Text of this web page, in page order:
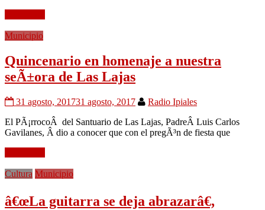
Municipio
Quincenario en homenaje a nuestra
seÃ±ora de Las Lajas
31 agosto, 201731 agosto, 2017
Radio Ipiales
El PÃ¡rrocoÂ del Santuario de Las Lajas, PadreÂ Luis Carlos
Gavilanes, Â dio a conocer que con el pregÃ³n de fiesta que
Cultura Municipio
â€œLa guitarra se deja abrazarâ€,